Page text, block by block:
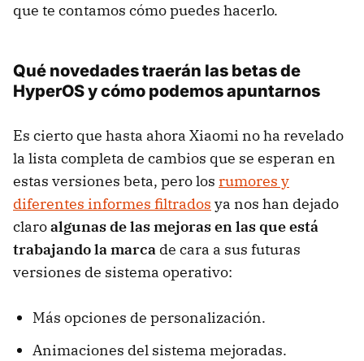
que te contamos cómo puedes hacerlo.
Qué novedades traerán las betas de
HyperOS y cómo podemos apuntarnos
Es cierto que hasta ahora Xiaomi no ha revelado
la lista completa de cambios que se esperan en
estas versiones beta, pero los rumores y
diferentes informes filtrados ya nos han dejado
claroalgunas de las mejoras en las que está
trabajando la marca de cara a sus futuras
versiones de sistema operativo:
Más opciones de personalización.
Animaciones del sistema mejoradas.